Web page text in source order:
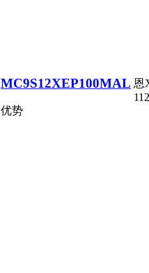
MC9S12XEP100MAL
优势
恩